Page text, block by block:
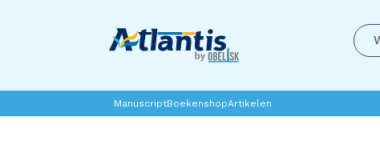
ManuscriptBoekenshopArtikelen